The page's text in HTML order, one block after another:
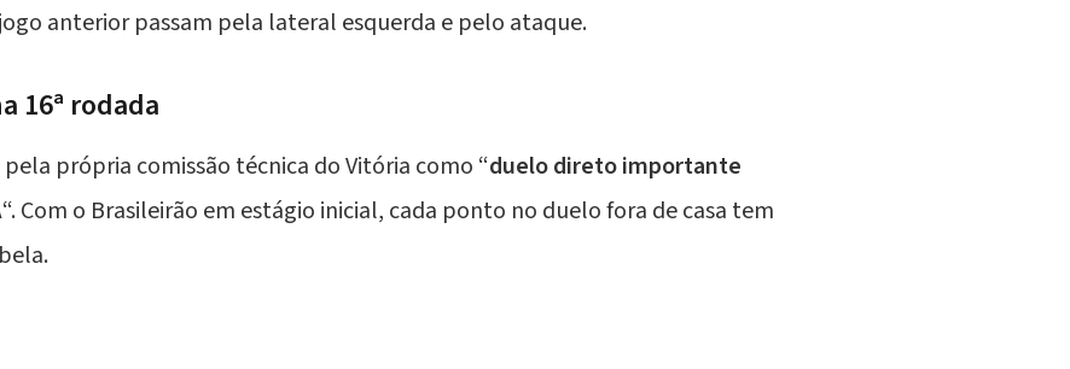
anterior passam pela lateral esquerda e pelo ataque.
16ª rodada
própria comissão técnica do Vitória como “duelo direto importante
“. Com o Brasileirão em estágio inicial, cada ponto no duelo fora de casa tem